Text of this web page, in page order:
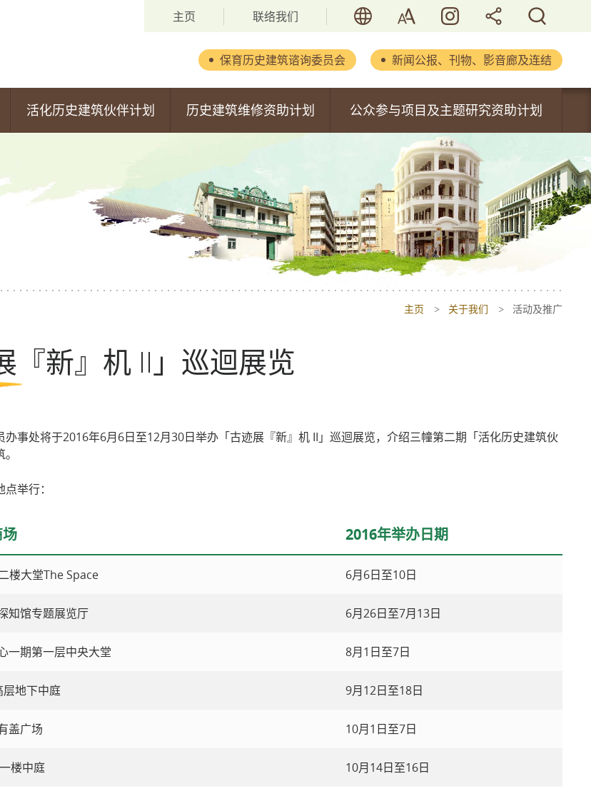
主页 联络我们 字型大小 活历．香港
保育历史建筑谘询委员会
背景
委员会成员
新闻公报、刊物、影音廊及连结
立法会文件
新闻公报
刊物及报告
活化历史建筑通讯
摄影集
影音集
活化历史建筑伙伴计划
第二期活化计划
第三期活化计划
第七期活化计划
历史建筑维修资助计划
申请安排
获批准的申请书
公众参与项目及主题研究资助计划
主题研究资助计划
主页 关于我们 活动及推广
『新』机 II」巡迴展览
办事处将于2016年6月6日至12月30日举办「古迹展『新』机 II」巡迴展览，介绍三幢第二期「活化历史建筑伙
举行：
2016年举办日期
楼大堂The Space 6月6日至10日
知馆专题展览厅 6月26日至7月13日
一期第一层中央大堂 8月1日至7日
地下中庭 9月12日至18日
盖广场 10月1日至7日
楼中庭 10月14日至16日